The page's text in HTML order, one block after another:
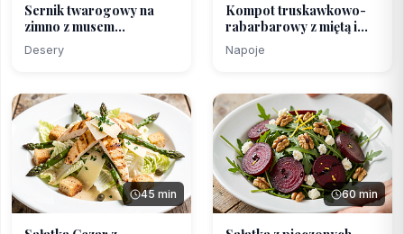
Sernik twarogowy na
zimno z musem
truskawk...
Desery
Kompot truskawkowo-
rabarbarowy z miętą i
m...
Napoje
45 min 60 min